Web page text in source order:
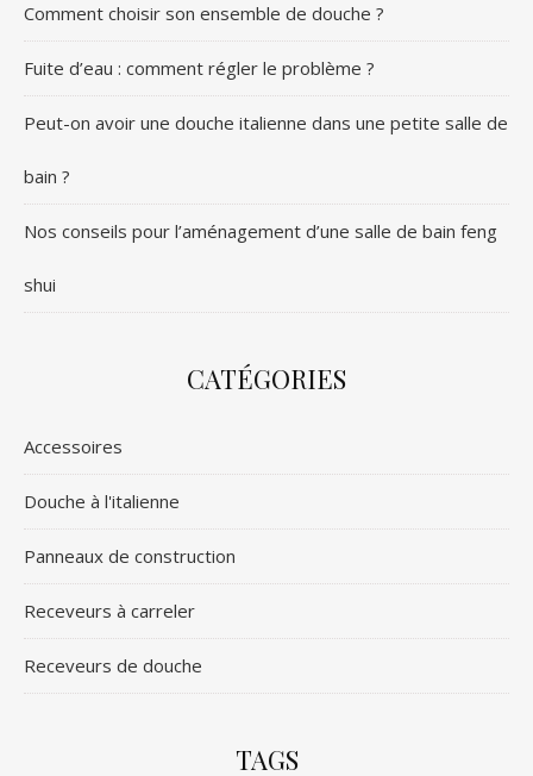
Comment choisir son ensemble de douche ?
Fuite d’eau : comment régler le problème ?
Peut-on avoir une douche italienne dans une petite salle de
bain ?
Nos conseils pour l’aménagement d’une salle de bain feng
shui
CATÉGORIES
Accessoires
Douche à l'italienne
Panneaux de construction
Receveurs à carreler
Receveurs de douche
TAGS